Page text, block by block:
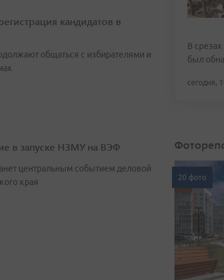
кандидатов в
общаться с избирателями и
в запуске НЗМУ на ВЭФ
центральным событием деловой
края
В
был
сегодня,
20 фото